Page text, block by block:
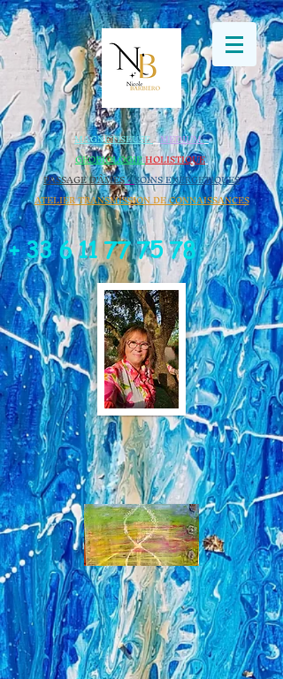
Retrouvez Nicole BARBIERO sur Resalib : annuaire, référencement
et prise de rendez-vous pour les Magnétiseurs
MAGNETISEUSE-MEDIUM-
GEOBIOLOGIE​HOLISTIQUE​
PASSAGE D'ÂMES-SOINS ENERGETIQUES
ATELIER TRANSMISSION DE CONNAISSANCES
+33 6 11 77 75 78